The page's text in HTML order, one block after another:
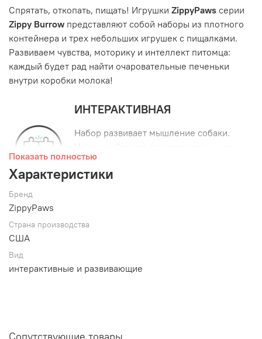
Спрятать, откопать, пищать! Игрушки ZippyPaws серии
Zippy Burrow представляют собой наборы из плотного
контейнера и трех небольших игрушек с пищалками.
Развиваем чувства, моторику и интеллект питомца:
каждый будет рад найти очаровательные печеньки
внутри коробки молока!
ИНТЕРАКТИВНАЯ
Набор развивает мышление собаки.
Используйте его для совместных игр
по поиску лакомств и игрушек
поменьше внутри большего
стимулируя питомца на активный
Показать полностью
Характеристики
Бренд
ZippyPaws
Страна производства
США
Вид
интерактивные и развивающие
Сопутствующие товары